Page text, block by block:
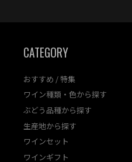
CATEGORY
おすすめ / 特集
ワイン種類・色から探す
ぶどう品種から探す
生産地から探す
ワインセット
ワインギフト